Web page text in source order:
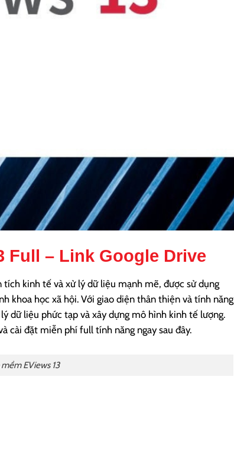
Full – Link Google Drive
kinh tế và xử lý dữ liệu mạnh mẽ, được sử dụng
khoa học xã hội. Với giao diện thân thiện và tính năng
dữ liệu phức tạp và xây dựng mô hình kinh tế lượng.
cài đặt miễn phí full tính năng ngay sau đây.
EViews 13